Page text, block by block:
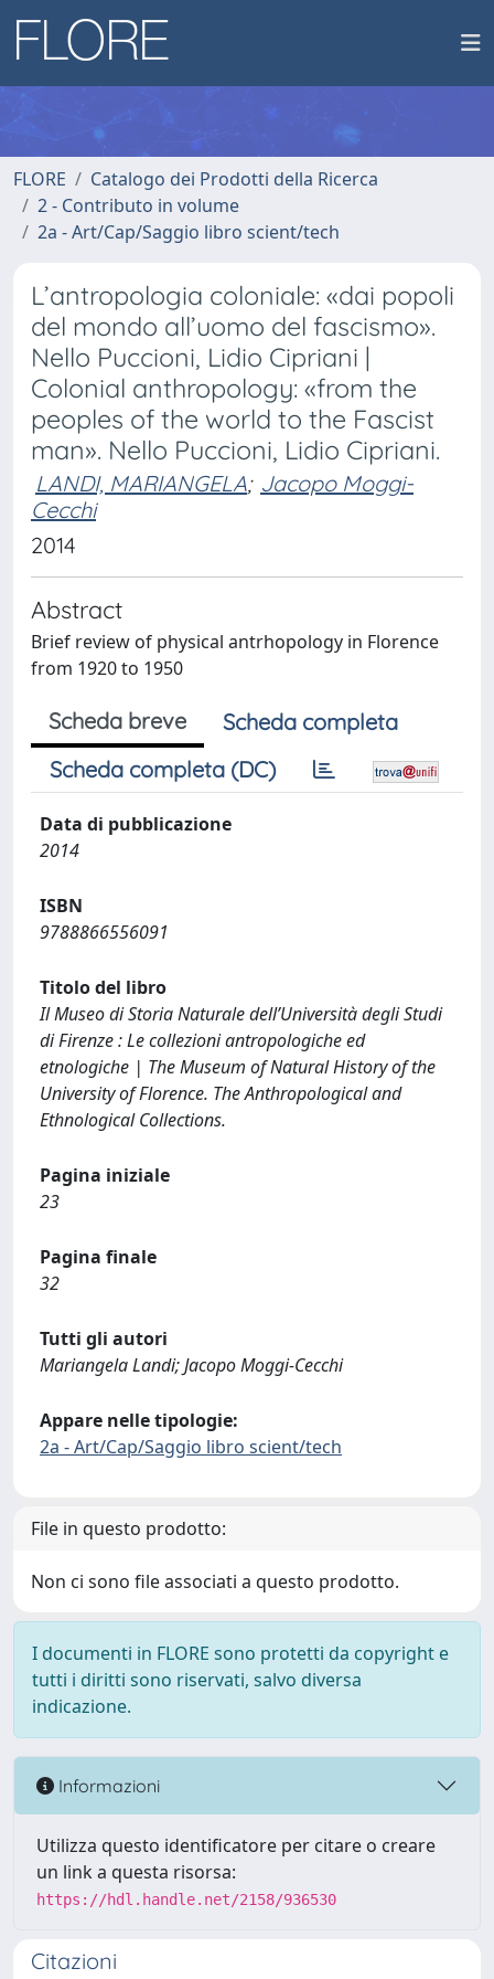
FLORE
Catalogo dei Prodotti della Ricerca
2 - Contributo in volume
2a - Art/Cap/Saggio libro scient/tech
L’antropologia coloniale: «dai popoli
del mondo all’uomo del fascismo».
Nello Puccioni, Lidio Cipriani |
Colonial anthropology: «from the
peoples of the world to the Fascist
man». Nello Puccioni, Lidio Cipriani.
LANDI, MARIANGELA; Jacopo Moggi-
Cecchi
2014
Abstract
Brief review of physical antrhopology in Florence
from 1920 to 1950
Scheda breve
Scheda completa
Scheda completa (DC)
Data di pubblicazione
2014
ISBN
9788866556091
Titolo del libro
Il Museo di Storia Naturale dell’Università degli Studi
di Firenze : Le collezioni antropologiche ed
etnologiche | The Museum of Natural History of the
University of Florence. The Anthropological and
Ethnological Collections.
Pagina iniziale
23
Pagina finale
32
Tutti gli autori
Mariangela Landi; Jacopo Moggi-Cecchi
Appare nelle tipologie:
2a - Art/Cap/Saggio libro scient/tech
File in questo prodotto:
Non ci sono file associati a questo prodotto.
I documenti in FLORE sono protetti da copyright e
tutti i diritti sono riservati, salvo diversa
indicazione.
Informazioni
Utilizza questo identificatore per citare o creare
un link a questa risorsa:
https://hdl.handle.net/2158/936530
Citazioni